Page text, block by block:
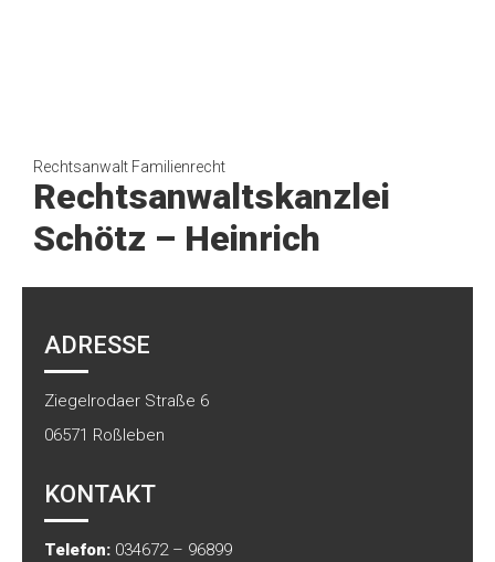
Rechtsanwalt Familienrecht
Rechtsanwaltskanzlei
Schötz – Heinrich
ADRESSE
Ziegelrodaer Straße 6
06571 Roßleben
KONTAKT
Telefon: 034672 – 96899